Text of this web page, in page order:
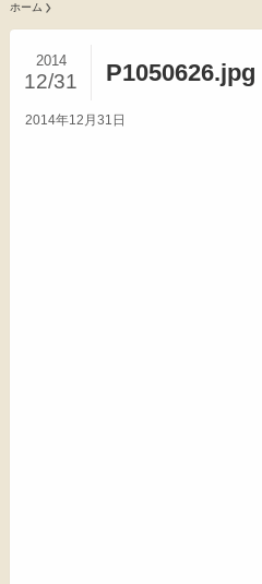
ホーム
P1050626.jpg
2014
12/31
2014年12月31日